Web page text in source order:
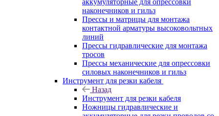
аккумуляторные для опрессовки
наконечников и гильз
Прессы и матрицы для монтажа
контактной арматуры высоковольтных
линий
Прессы гидравлические для монтажа
тросов
Прессы механические для опрессовки
силовых наконечников и гильз
Инструмент для резки кабеля
Назад
Инструмент для резки кабеля
Ножницы гидравлические и